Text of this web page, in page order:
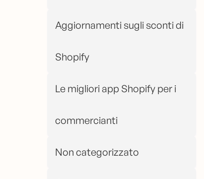
Aggiornamenti sugli sconti di
Shopify
Le migliori app Shopify per i
commercianti
Non categorizzato